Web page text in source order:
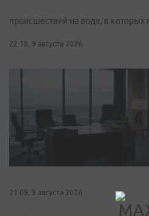
происшествий на воде, в которых
22:18, 9 августа 2026
21:09, 9 августа 2026